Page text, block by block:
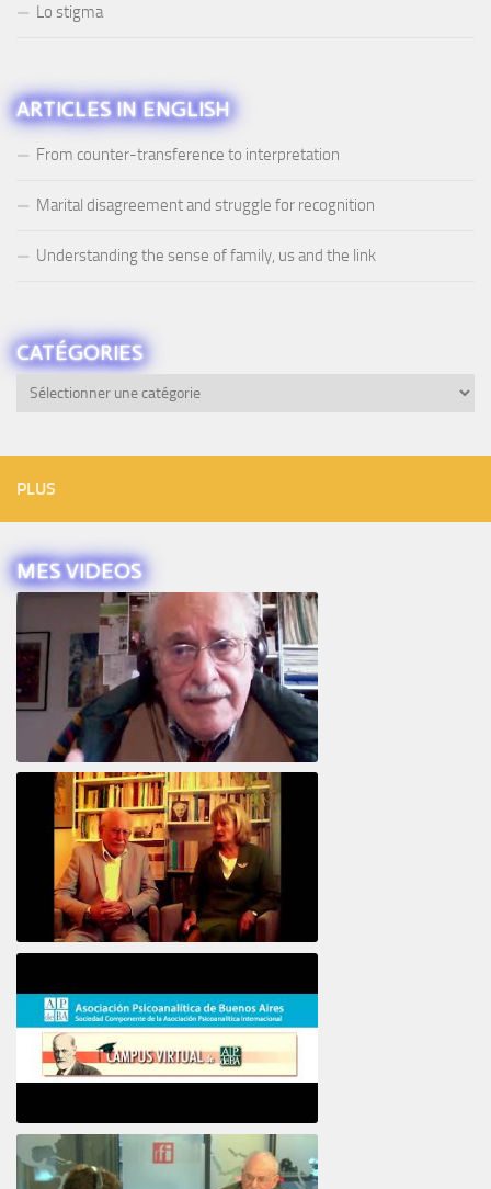
Lo stigma
ARTICLES IN ENGLISH
From counter-transference to interpretation
Marital disagreement and struggle for recognition
Understanding the sense of family, us and the link
CATÉGORIES
Catégories
PLUS
MES VIDEOS
Intervista ad Alberto Eiguer
Psicoanálisis por Skype y teléfono Alberto
Eiguer presenta el curso virtual 2017